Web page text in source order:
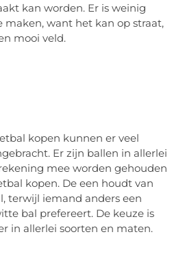
kan worden. Er is weinig
want het kan op straat,
mooi veld.
kopen kunnen er veel
Er zijn ballen in allerlei
mee worden gehouden
kopen. De een houdt van
terwijl iemand anders een
bal prefereert. De keuze is
in allerlei soorten en maten.